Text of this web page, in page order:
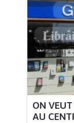
ON VEUT
AU